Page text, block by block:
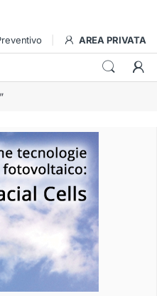
AREA PRIVATA